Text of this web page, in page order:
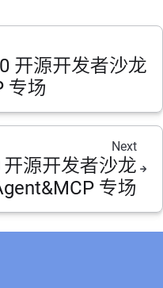
开源开发者沙龙
专场
Next
源开发者沙龙
专场